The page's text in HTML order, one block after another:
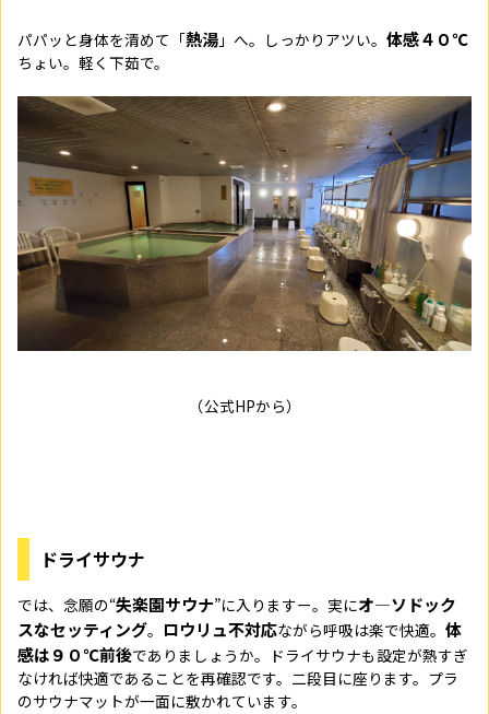
パパッと身体を清めて「熱湯 」へ。しっかりアツい。 体感４０℃
ちょい。軽く下茹で。
（公式HPから）
ドライサウナ
では、念願の“失楽園サウナ”に入りますー。実にオ―ソドック
スなセッティング。 ロウリュ不対応ながら呼吸は楽で快適。 体
感は９０℃前後でありましょうか。ドライサウナも設定が熱すぎ
なければ快適であることを再確認です。二段目に座ります。プラ
のサウナマットが一面に敷かれています。